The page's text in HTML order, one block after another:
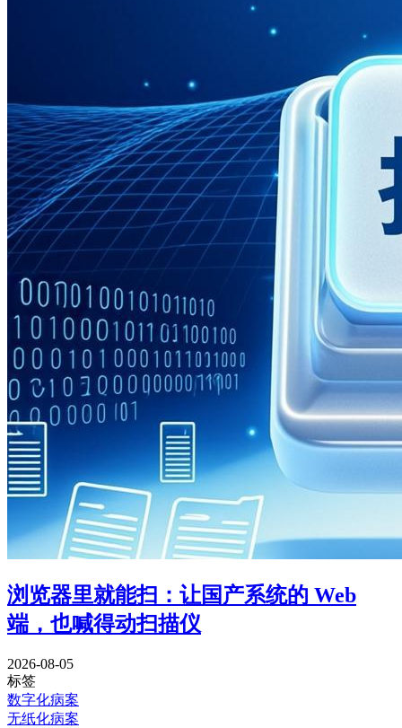
浏览器里就能扫：让国产系统的 Web
端，也喊得动扫描仪
2026-08-05
标签
数字化病案
无纸化病案